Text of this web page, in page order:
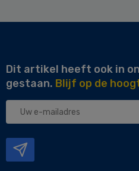
Dit artikel heeft ook in
gestaan. Blijf op de
Uw